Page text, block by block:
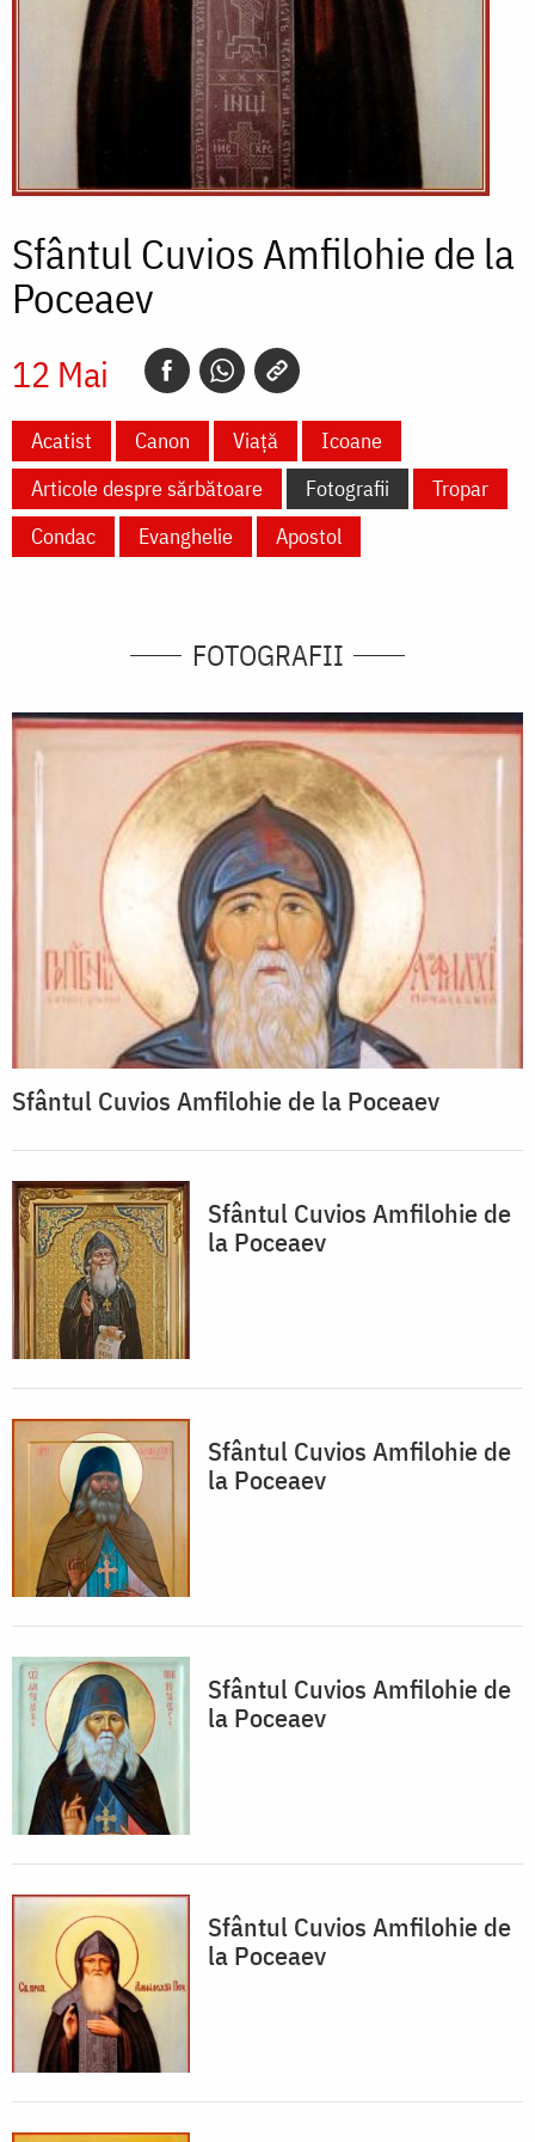
Sfântul Cuvios Amfilohie de la
Poceaev
12 Mai
Acatist Canon Viață
Icoane
Articole despre sărbătoare
Fotografii
Tropar
Condac
Evanghelie Apostol
FOTOGRAFII
Sfântul Cuvios Amfilohie de la Poceaev
Sfântul Cuvios Amfilohie de
la Poceaev
Sfântul Cuvios Amfilohie de
la Poceaev
Sfântul Cuvios Amfilohie de
la Poceaev
Sfântul Cuvios Amfilohie de
la Poceaev